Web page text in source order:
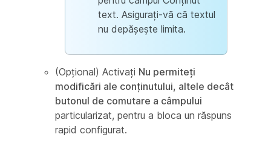
text. Asigurați-vă că textul
nu depășește limita.
(Opțional) Activați Nu permiteți
modificări ale conținutului, altele decât
butonul de comutare a câmpului
particularizat, pentru a bloca un răspuns
rapid configurat.